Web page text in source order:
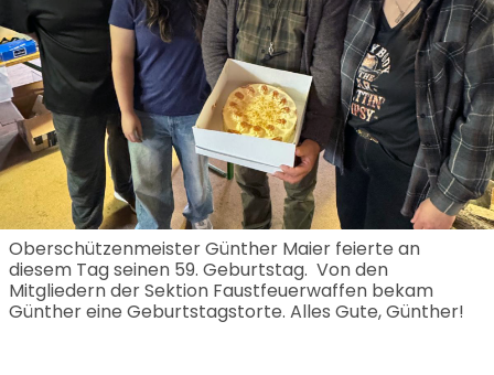
Oberschützenmeister Günther Maier feierte an
diesem Tag seinen 59. Geburtstag. Von den
Mitgliedern der Sektion Faustfeuerwaffen bekam
Günther eine Geburtstagstorte. Alles Gute, Günther!